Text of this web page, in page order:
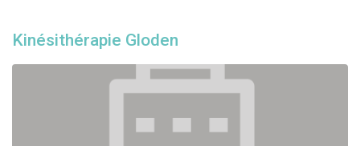
Kinésithérapie Gloden